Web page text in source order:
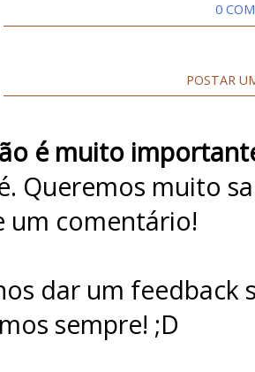
0
POSTAR
é muito
Queremos muito
um comentário!
dar um
sempre! ;D